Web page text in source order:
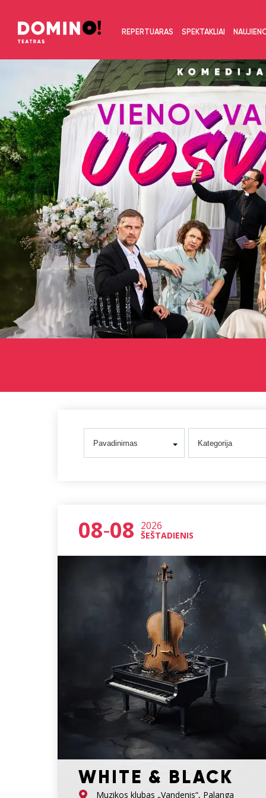
REPERTUARAS SPEKTAKLIAI
Pavadinimas Kategorija
08-08 2026
ŠEŠTADIENIS
WHITE & BLACK
Muzikos klubas „Vandenis“, Palanga